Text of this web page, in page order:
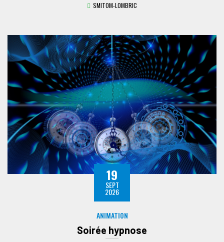
SMITOM-LOMBRIC
19
SEPT
2026
ANIMATION
Soirée hypnose